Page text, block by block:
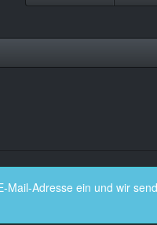
Adresse ein und wir